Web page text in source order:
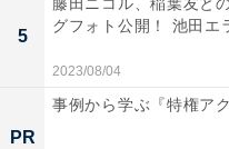
5
藤田ニコル、稲葉友と
グフォト公開！ 池田エ
2023/08/04
PR
事例から学ぶ『特権ア